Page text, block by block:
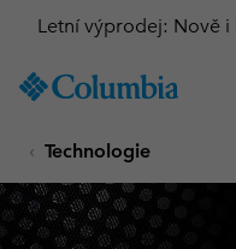
TO
SKIP
MAIN
NAV
Letní výprodej: Nově i
Technologie